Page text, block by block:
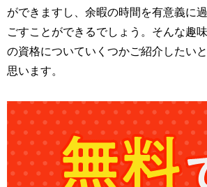
ができますし、余暇の時間を有意義に過
ごすことができるでしょう。そんな趣味
の資格についていくつかご紹介したいと
思います。